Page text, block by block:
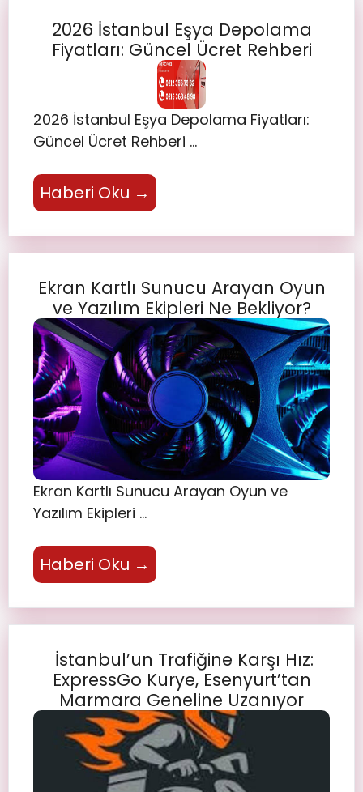
2026 İstanbul Eşya Depolama
Fiyatları: Güncel Ücret Rehberi
2026 İstanbul Eşya Depolama Fiyatları:
Güncel Ücret Rehberi …
Haberi Oku →
Ekran Kartlı Sunucu Arayan Oyun
ve Yazılım Ekipleri Ne Bekliyor?
Ekran Kartlı Sunucu Arayan Oyun ve
Yazılım Ekipleri …
Haberi Oku →
İstanbul’un Trafiğine Karşı Hız:
ExpressGo Kurye, Esenyurt’tan
Marmara Geneline Uzanıyor